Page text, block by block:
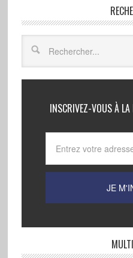
INSCRIVEZ-VOUS À LA